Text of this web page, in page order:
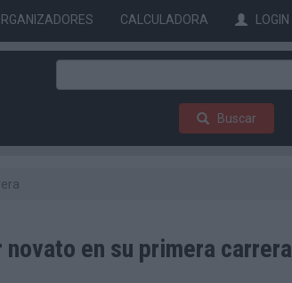
CALCULADORA LOGIN
Buscar
novato en su primera carrera